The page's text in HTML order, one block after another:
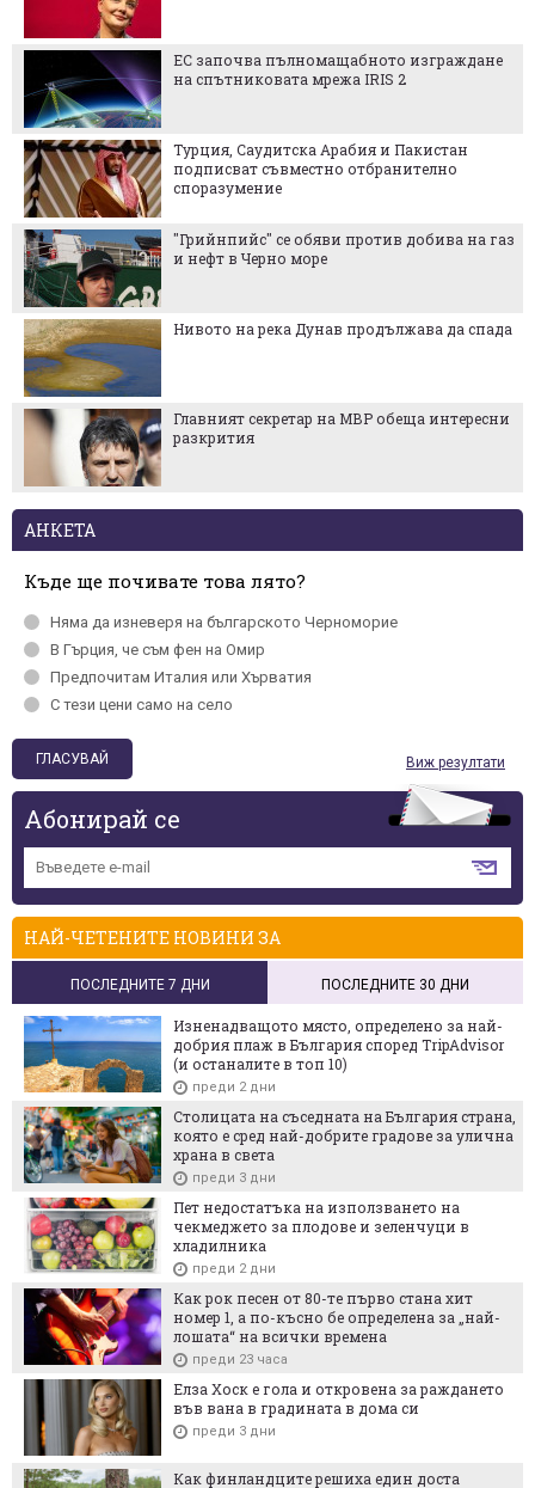
ЕС започва пълномащабното изграждане
на спътниковата мрежа IRIS 2
Турция, Саудитска Арабия и Пакистан
подписват съвместно отбранително
споразумение
"Грийнпийс" се обяви против добива на газ
и нефт в Черно море
Нивото на река Дунав продължава да спада
Главният секретар на МВР обеща интересни
разкрития
АНКЕТА
Къде ще почивате това лято?
Няма да изневеря на българското Черномориe
В Гърция, че съм фен на Омир
Предпочитам Италия или Хърватия
С тези цени само на село
Виж резултати
Абонирай се
НАЙ-ЧЕТЕНИТЕ НОВИНИ ЗА
ПОСЛЕДНИТЕ 7 ДНИ ПОСЛЕДНИТЕ 30 ДНИ
Изненадващото място, определено за най-
добрия плаж в България според TripAdvisor
(и останалите в топ 10)
преди 2 дни
Столицата на съседната на България страна,
която е сред най-добрите градове за улична
храна в света
преди 3 дни
Пет недостатъка на използването на
чекмеджето за плодове и зеленчуци в
хладилника
преди 2 дни
Как рок песен от 80-те първо стана хит
номер 1, а по-късно бе определена за „най-
лошата“ на всички времена
преди 23 часа
Елза Хоск е гола и откровена за раждането
във вана в градината в дома си
преди 3 дни
Как финландците решиха един доста